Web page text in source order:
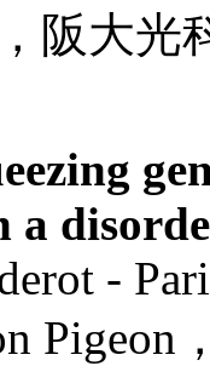
阪大
a
-
Pigeon